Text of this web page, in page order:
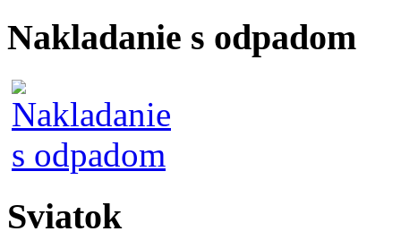
Nakladanie s odpadom
Sviatok